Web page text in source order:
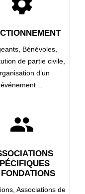
Bénévoles,
de partie civile,
d’un
événement…
group
Associations de